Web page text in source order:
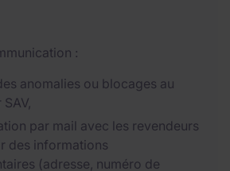
:
anomalies ou blocages au
par mail avec les revendeurs
des informations
(adresse, numéro de